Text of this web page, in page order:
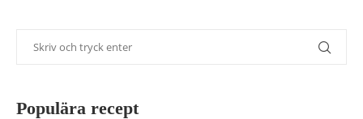
Populära recept